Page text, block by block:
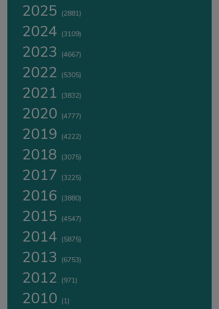
2025 (2881)
2024 (3109)
2023 (4667)
2022 (5305)
2021 (3832)
2020 (4777)
2019 (4222)
2018 (3075)
2017 (3225)
2016 (3880)
2015 (4547)
2014 (5875)
2013 (6753)
2012 (971)
2010 (1)